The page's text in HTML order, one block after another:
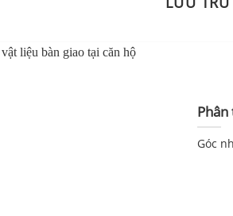
Góc